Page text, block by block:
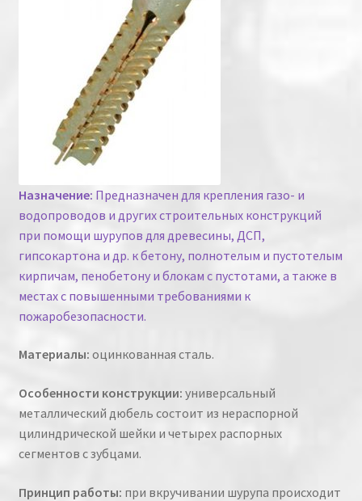
Назначение: Предназначен для крепления газо- и
водопроводов и других строительных конструкций
при помощи шурупов для древесины, ДСП,
гипсокартона и др. к бетону, полнотелым и пустотелым
кирпичам, пенобетону и блокам с пустотами, а также в
местах с повышенными требованиями к
пожаробезопасности.
Материалы: оцинкованная сталь.
Особенности конструкции: универсальный
металлический дюбель состоит из нераспорной
цилиндрической шейки и четырех распорных
сегментов с зубцами.
Принцип работы: при вкручивании шурупа происходит